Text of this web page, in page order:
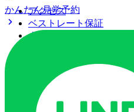
アクセス
ベストレート保証
よくあるご質問
ご予約・お問い合わせ
かんたん見学予約